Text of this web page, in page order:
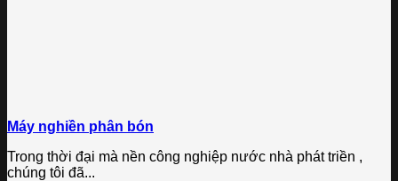
Máy nghiền phân bón
Trong thời đại mà nền công nghiệp nước nhà phát triền ,
chúng tôi đã...